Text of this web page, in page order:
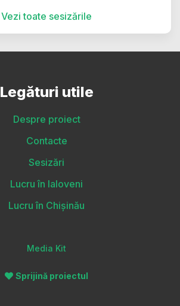
Vezi toate sesizările
Legături utile
Despre proiect
Contacte
Sesizări
Lucru în Ialoveni
Lucru în Chișinău
Media Kit
Sprijină proiectul